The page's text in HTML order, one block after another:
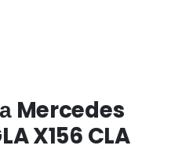
Mercedes
X156 CLA